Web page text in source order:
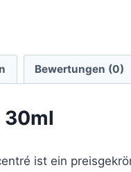
Bewertungen (0)
30ml
ist ein